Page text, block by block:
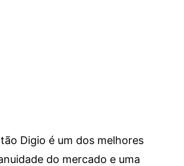
Digio é um dos melhores
do mercado e uma